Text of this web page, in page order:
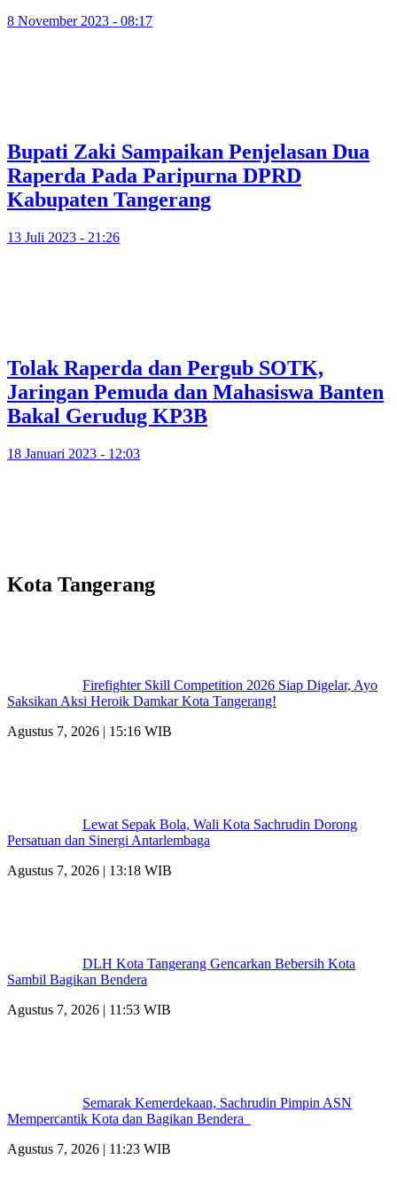
8 November 2023 - 08:17
Bupati Zaki Sampaikan Penjelasan Dua
Raperda Pada Paripurna DPRD
Kabupaten Tangerang
13 Juli 2023 - 21:26
Tolak Raperda dan Pergub SOTK,
Jaringan Pemuda dan Mahasiswa Banten
Bakal Gerudug KP3B
18 Januari 2023 - 12:03
Kota Tangerang
Firefighter Skill Competition 2026 Siap Digelar, Ayo
Saksikan Aksi Heroik Damkar Kota Tangerang!
Agustus 7, 2026 | 15:16 WIB
Lewat Sepak Bola, Wali Kota Sachrudin Dorong
Persatuan dan Sinergi Antarlembaga
Agustus 7, 2026 | 13:18 WIB
DLH Kota Tangerang Gencarkan Bebersih Kota
Sambil Bagikan Bendera
Agustus 7, 2026 | 11:53 WIB
Semarak Kemerdekaan, Sachrudin Pimpin ASN
Mempercantik Kota dan Bagikan Bendera
Agustus 7, 2026 | 11:23 WIB